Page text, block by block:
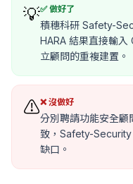
💡✅ 做好了
積穗科研 Safety-
HARA 結果直接輸入
立顧問的重複建置。
⚠️❌ 沒做好
分別聘請功能安全顧
致，Safety-Security
缺口。